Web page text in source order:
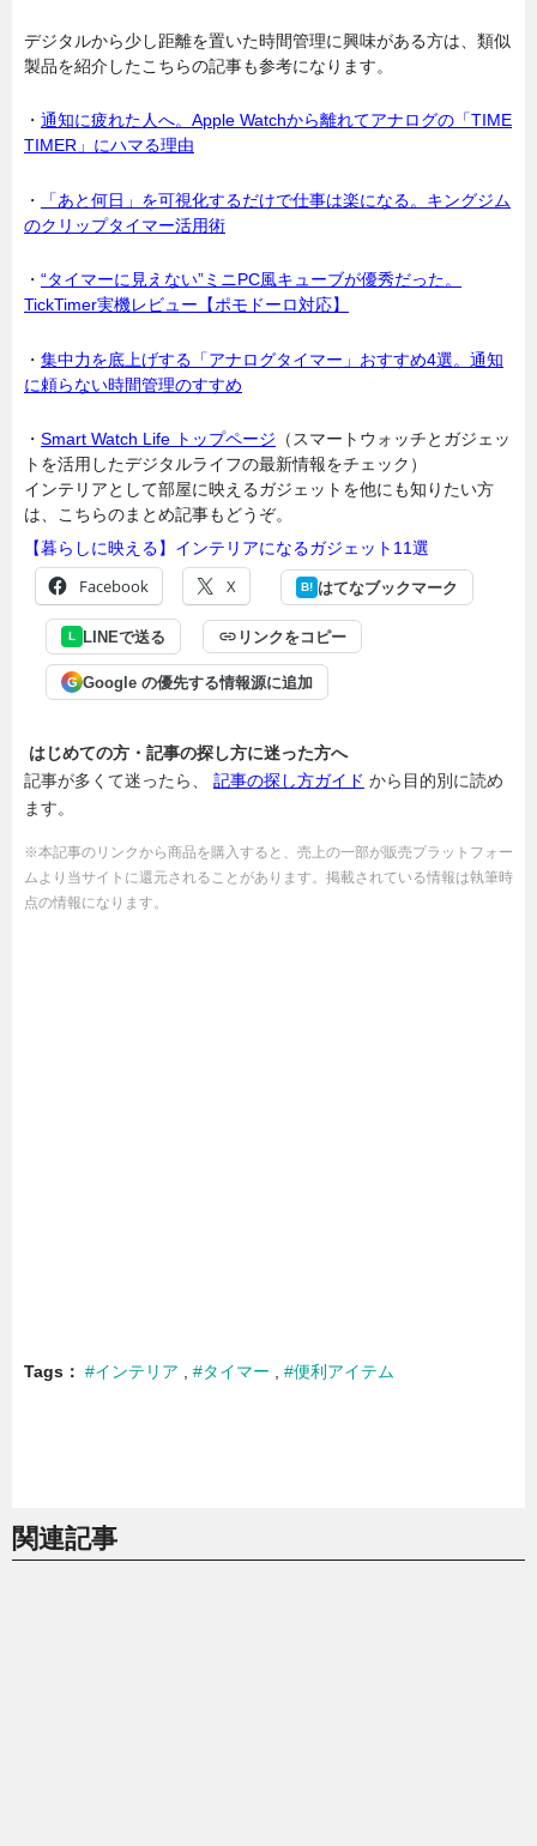
デジタルから少し距離を置いた時間管理に興味がある方は、類似
製品を紹介したこちらの記事も参考になります。
・ 通知に疲れた人へ。Apple Watchから離れてアナログの「TIME
TIMER」にハマる理由
・
「あと何日」を可視化するだけで仕事は楽になる。キングジム
のクリップタイマー活用術
・ “タイマーに見えない”ミニPC風キューブが優秀だった。
TickTimer実機レビュー【ポモドーロ対応】
・ 集中力を底上げする「アナログタイマー」おすすめ4選。通知
に頼らない時間管理のすすめ
・ Smart Watch Life トップページ （スマートウォッチとガジェッ
トを活用したデジタルライフの最新情報をチェック）
インテリアとして部屋に映えるガジェットを他にも知りたい方
は、こちらのまとめ記事もどうぞ。
【暮らしに映える】インテリアになるガジェット11選
Facebook X B! はてなブックマーク
L LINEで送る リンクをコピー
G Google の優先する情報源に追加
はじめての方・記事の探し方に迷った方へ
記事が多くて迷ったら、 記事の探し方ガイド から目的別に読め
ます。
※本記事のリンクから商品を購入すると、売上の一部が販売プラットフォー
ムより当サイトに還元されることがあります。掲載されている情報は執筆時
点の情報になります。
Tags #インテリア #タイマー #便利アイテム
関連記事